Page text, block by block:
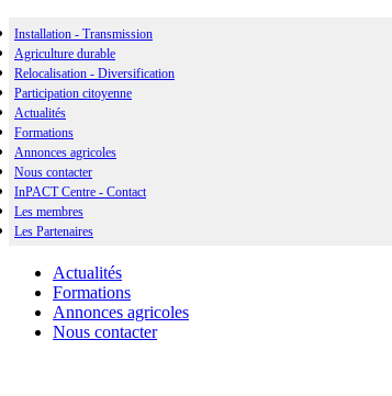
Installation - Transmission
Agriculture durable
Relocalisation - Diversification
Participation citoyenne
Actualités
Formations
Annonces agricoles
Nous contacter
InPACT Centre - Contact
Les membres
Les Partenaires
Actualités
Formations
Annonces agricoles
Nous contacter